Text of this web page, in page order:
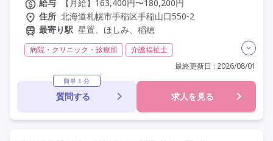
給与
【月給】163,400円〜180,200円
住所 北海道札幌市手稲区手稲山口550-2
最寄り駅 星置、ほしみ、稲穂
病院・クリニック・診療所
介護福祉士
初任者研修(ヘルパー2級)
夜勤専従 残業月20時間以内
残業ほぼなし
非常勤 社会保険完備
交通費支給
年間休日110日以上
学歴不問
最終更新日 : 2026/08/01
簡単１分
質問する 求人を見る